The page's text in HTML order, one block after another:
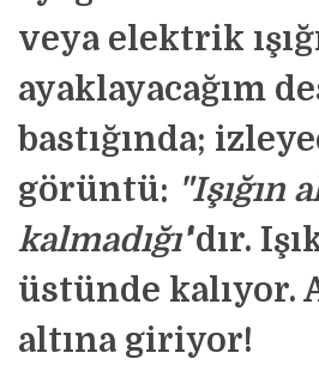
veya elektrik
ayaklayacağım
bastığında;
görüntü: "Işığın
kalmadığı''dır.
üstünde kalıyor.
altına giriyor!